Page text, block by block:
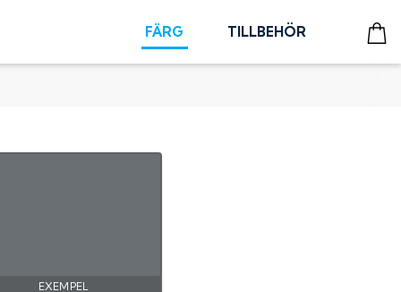
FÄRG TILLBEHÖR